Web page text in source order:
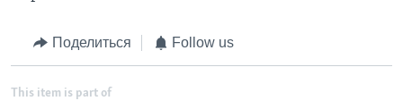
Поделиться Follow us
This item is part of